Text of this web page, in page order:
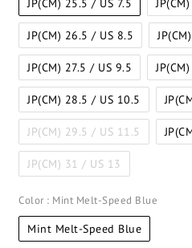
JP(CM) 25.5 / US 7.5
JP(CM) 26.5 / US 8.5
JP(CM) 27.5 / US 9.5
JP(CM) 28.5 / US 10.5
JP(CM) 29.5 / US 11.5
JP(CM) 31 / US 13
Color : Mint Melt-Speed Blue
Mint Melt-Speed Blue